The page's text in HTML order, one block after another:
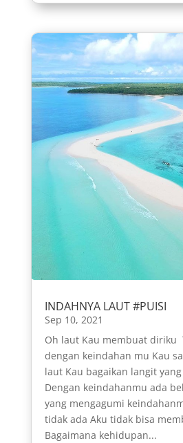
INDAHNYA LAUT #PUISI
Sep 10, 2021
Oh laut Kau membuat diriku
dengan keindahan mu Kau
laut Kau bagaikan langit
Dengan keindahanmu ada
yang mengagumi
tidak ada Aku tidak bisa
Bagaimana kehidupan...